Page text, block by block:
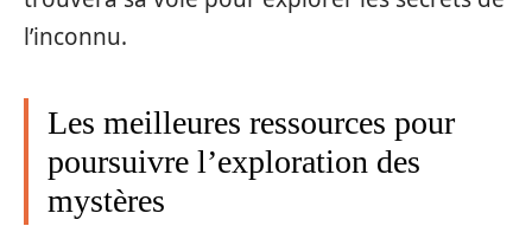
l’inconnu.
Les meilleures ressources pour
poursuivre l’exploration des
mystères